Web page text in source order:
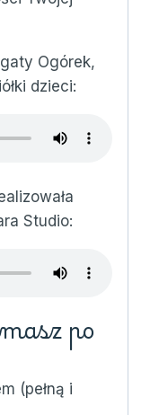
Ogórek,
dzieci:
Studio:
po
(pełną i